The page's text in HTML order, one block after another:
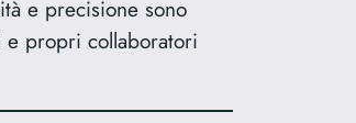
e precisione sono
e propri collaboratori